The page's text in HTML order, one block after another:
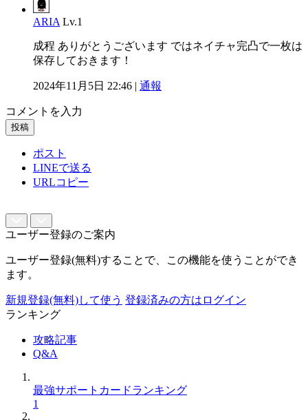
ARIA Lv.1
成程 ありがとうございます ではネイチャ完凸で一枚は
保存しておきます！
2024年11月5日 22:46 | 通報
コメントを入力
投稿
ポスト
LINEで送る
URLコピー
ユーザー登録のご案内
ユーザー登録(無料)することで、この機能を使うことができ
ます。
新規登録(無料)して使う 登録済みの方はログイン
ランキング
攻略記事
Q&A
最強サポートカードランキング
1